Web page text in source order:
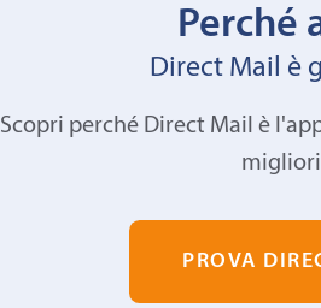
Perché
Direct Mail è
Scopri perché Direct Mail è
PROVA